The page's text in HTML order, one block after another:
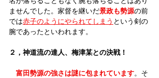
ませんでした。家督を継いだ景政も勢源の前
では赤子のようにやられてしまう という剣の
腕であったといわれます。
２，神道流の達人、梅津某との決戦！
富田勢源の強さは謎に包まれています。そ